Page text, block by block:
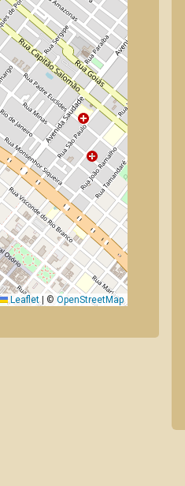
Leaflet | © OpenStreetMap